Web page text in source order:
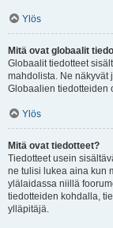
Ylös
Mitä ovat globaalit
Globaalit tiedotteet
mahdolista. Ne näkyvät
Globaalien tiedotteiden
Ylös
Mitä ovat tiedotteet?
Tiedotteet usein
ne tulisi lukea aina kun
ylälaidassa niillä
tiedotteiden kohdalla,
ylläpitäjä.